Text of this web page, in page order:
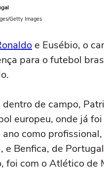
Getty Images
e Eusébio, o
para o futebol
de campo,
europeu, onde já
como
e Benfica, de
foi com o Atlético de